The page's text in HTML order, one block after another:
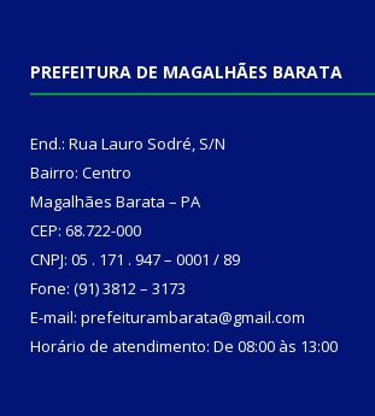
PREFEITURA DE MAGALHÃES BARATA
End.: Rua Lauro Sodré, S/N
Bairro: Centro
Magalhães Barata – PA
CEP: 68.722-000
CNPJ: 05 . 171 . 947 – 0001 / 89
Fone: (91) 3812 – 3173
E-mail: prefeiturambarata@gmail.com
Horário de atendimento: De 08:00 às 13:00